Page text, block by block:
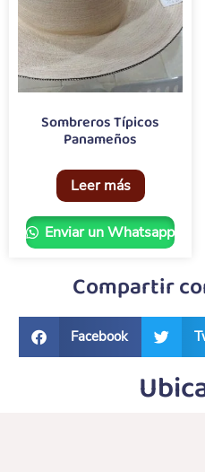
Sombreros Típicos
Panameños
Leer más
Enviar un Whatsapp
Compartir
Facebook